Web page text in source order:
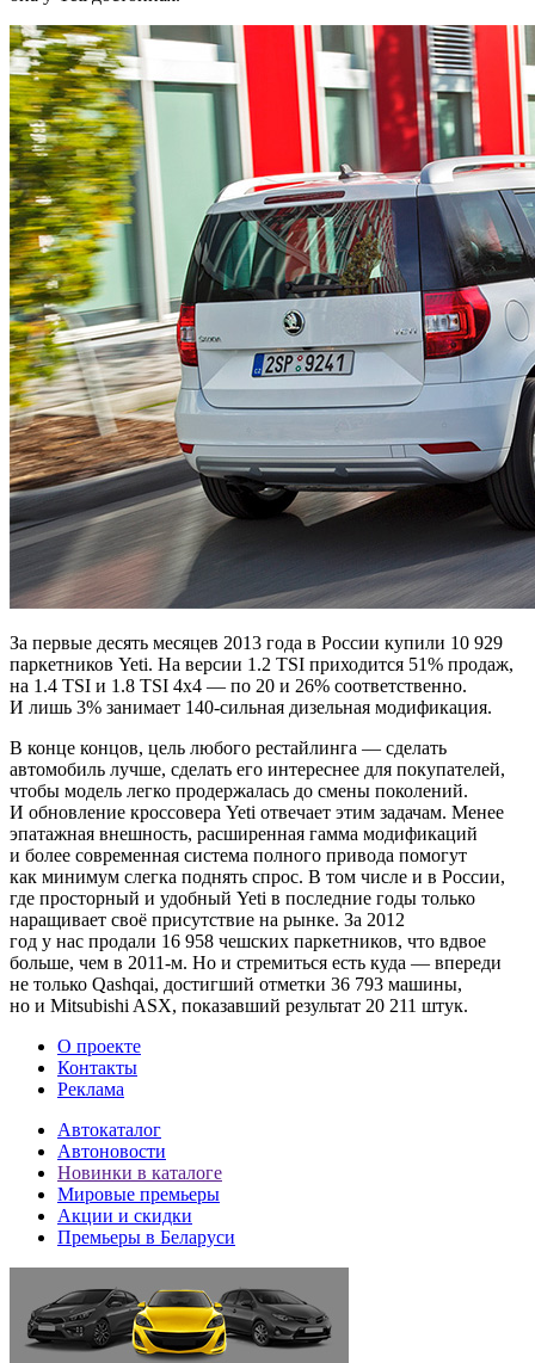
За первые десять месяцев 2013 года в России купили 10 929
паркетников Yeti. На версии 1.2 TSI приходится 51% продаж,
на 1.4 TSI и 1.8 TSI 4x4 — по 20 и 26% соответственно.
И лишь 3% занимает 140-сильная дизельная модификация.
В конце концов, цель любого рестайлинга — сделать
автомобиль лучше, сделать его интереснее для покупателей,
чтобы модель легко продержалась до смены поколений.
И обновление кроссовера Yeti отвечает этим задачам. Менее
эпатажная внешность, расширенная гамма модификаций
и более современная система полного привода помогут
как минимум слегка поднять спрос. В том числе и в России,
где просторный и удобный Yeti в последние годы только
наращивает своё присутствие на рынке. За 2012
год у нас продали 16 958 чешских паркетников, что вдвое
больше, чем в 2011-м. Но и стремиться есть куда — впереди
не только Qashqai, достигший отметки 36 793 машины,
но и Mitsubishi ASX, показавший результат 20 211 штук.
О проекте
Контакты
Реклама
Автокаталог
Автоновости
Новинки в каталоге
Мировые премьеры
Акции и скидки
Премьеры в Беларуси